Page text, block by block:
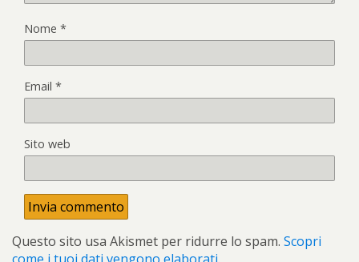
Nome *
Email *
Sito web
Questo sito usa Akismet per ridurre lo spam. Scopri